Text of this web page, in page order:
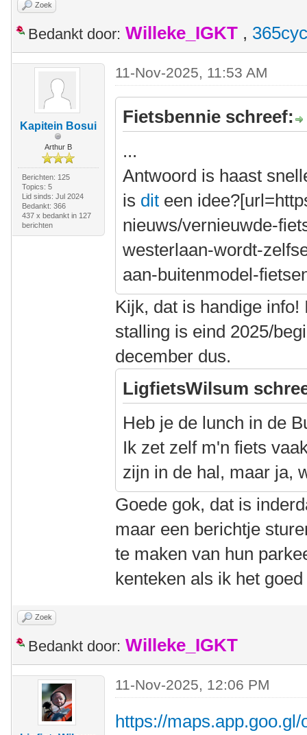
Zoek
Bedankt door: Willeke_IGKT ,
Kapitein Bosui
Arthur B
Berichten: 125
Topics: 5
Lid sinds: Jul 2024
Bedankt: 366
437 x bedankt in 127
berichten
11-Nov-2025, 11:53 AM
Fietsbennie schreef:
...
Antwoord is haast
is dit een
nieuws/vernieuwde-
westerlaan-wordt-
aan-buitenmodel-
Kijk, dat is handige
stalling is eind 2025/
december dus.
LigfietsWilsum
Heb je de lunch in de
Ik zet zelf m'n fiets
zijn in de hal, maar ja,
Goede gok, dat is
maar een berichtje
te maken van hun
kenteken als ik het
Zoek
Bedankt door: Willeke_IGKT
11-Nov-2025, 12:06 PM
https://